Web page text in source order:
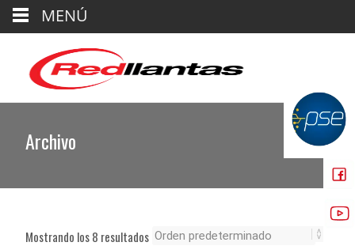
Archivo
Mostrando los 8 resultados
MENÚ